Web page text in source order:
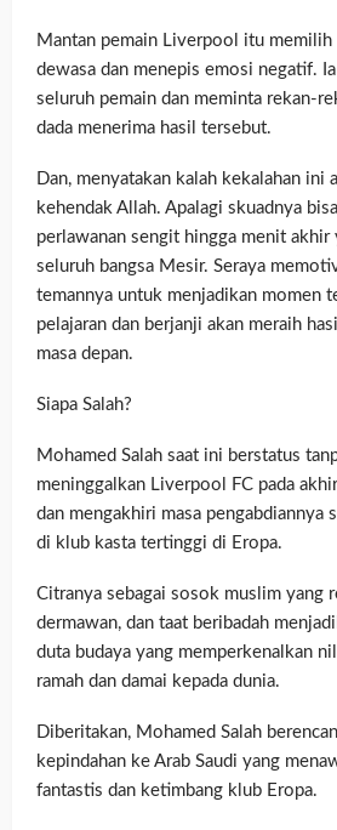
Mantan pemain Liverpool itu memilih
dewasa dan menepis emosi negatif.
seluruh pemain dan meminta rekan-
dada menerima hasil tersebut.
Dan, menyatakan kalah kekalahan ini
kehendak Allah. Apalagi skuadnya
perlawanan sengit hingga menit akhir
seluruh bangsa Mesir. Seraya
temannya untuk menjadikan momen
pelajaran dan berjanji akan meraih
masa depan.
Siapa Salah?
Mohamed Salah saat ini berstatus
meninggalkan Liverpool FC pada
dan mengakhiri masa pengabdiannya
di klub kasta tertinggi di Eropa.
Citranya sebagai sosok muslim yang
dermawan, dan taat beribadah
duta budaya yang memperkenalkan
ramah dan damai kepada dunia.
Diberitakan, Mohamed Salah
kepindahan ke Arab Saudi yang
fantastis dan ketimbang klub Eropa.